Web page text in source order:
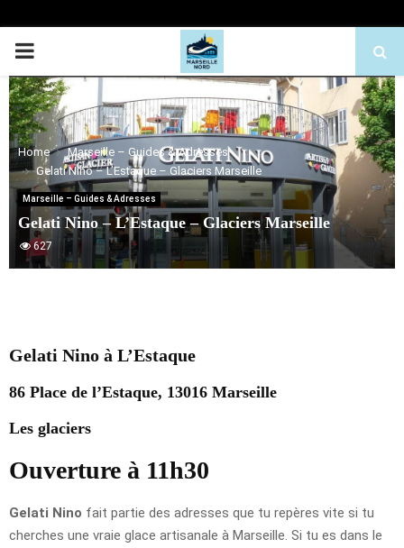
PRIMARY
MENU
Home
Marseille – Guides & Adresses
Gelati Nino – L’Estaque – Glaciers Marseille
Marseille – Guides & Adresses
Gelati Nino – L’Estaque – Glaciers Marseille
627
Gelati Nino à L’Estaque
86 Place de l’Estaque, 13016 Marseille
Les glaciers
Ouverture à 11h30
Gelati Nino fait partie des adresses que tu repères vite si tu
cherches une vraie glace artisanale à Marseille. Si tu es dans le